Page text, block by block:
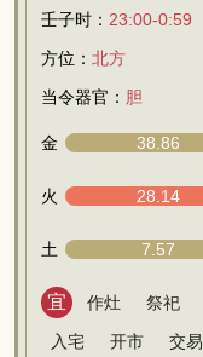
壬子时： 23:00-0:59
方位： 北方
当令器官： 胆
金 38.86
火 28.14
土 7.57
宜 作灶 祭祀
入宅
开市 交易